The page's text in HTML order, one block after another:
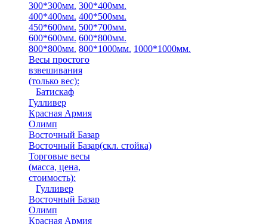
300*300мм. 300*400мм.
400*400мм. 400*500мм.
450*600мм. 500*700мм.
600*600мм. 600*800мм.
800*800мм. 800*1000мм. 1000*1000мм.
Весы простого
взвешивания
(только вес):
Батискаф
Гулливер
Красная Армия
Олимп
Восточный Базар
Восточный Базар(скл. стойка)
Торговые весы
(масса, цена,
стоимость):
Гулливер
Восточный Базар
Олимп
Красная Армия